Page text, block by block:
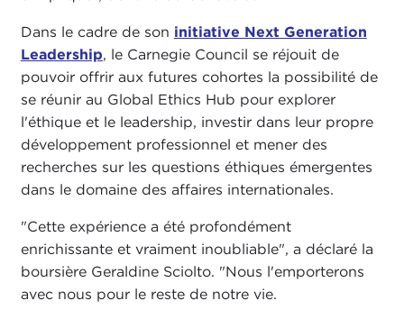
Dans le cadre de son initiative Next Generation
Leadership, le Carnegie Council se réjouit de
pouvoir offrir aux futures cohortes la possibilité de
se réunir au Global Ethics Hub pour explorer
l'éthique et le leadership, investir dans leur propre
développement professionnel et mener des
recherches sur les questions éthiques émergentes
dans le domaine des affaires internationales.
"Cette expérience a été profondément
enrichissante et vraiment inoubliable", a déclaré la
boursière Geraldine Sciolto. "Nous l'emporterons
avec nous pour le reste de notre vie.